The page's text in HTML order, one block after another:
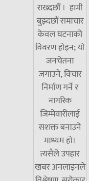
राख्दछौँ । हामी
बुझ्दछौं समाचार
केवल घटनाको
विवरण होइन; यो
जनचेतना
जगाउने, विचार
निर्माण गर्ने र
नागरिक
जिम्मेवारीलाई
सशक्त बनाउने
माध्यम हो।
त्यसैले उपहार
खबर अनलाइनले